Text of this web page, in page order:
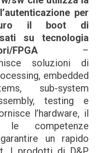
per
il boot di
su tecnologia
FPGA –
soluzioni di
embedded
sub-system
testing e
l’hardware, il
competenze
un rapido